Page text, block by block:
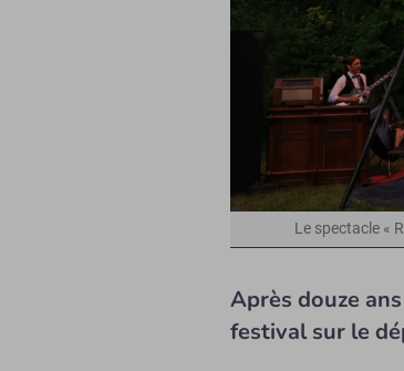
Le spectacle «
Après douze
festival sur le